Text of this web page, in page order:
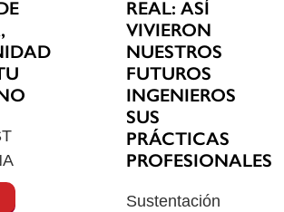
REAL: ASÍ
VIVIERON
NUESTROS
FUTUROS
INGENIEROS
SUS
PRÁCTICAS
PROFESIONALES
Sustentación